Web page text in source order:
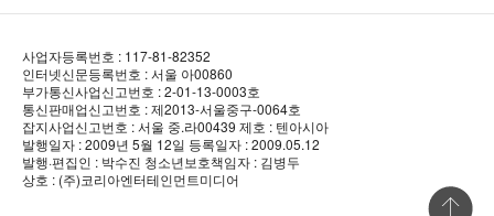
사업자등록번호 : 117-81-82352
인터넷신문등록번호 : 서울 아00860
부가통신사업신고번호 : 2-01-13-0003호
통신판매업신고번호 : 제2013-서울중구-0064호
잡지사업신고번호 : 서울 중.라00439 제호 : 텐아시아
발행일자 : 2009년 5월 12일 등록일자 : 2009.05.12
발행·편집인 : 박수진 청소년보호책임자 : 김병두
상호 : (주)코리아엔터테인먼트미디어
상단 바로